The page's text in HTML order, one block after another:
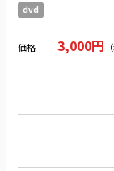
dvd
価格 3,000円